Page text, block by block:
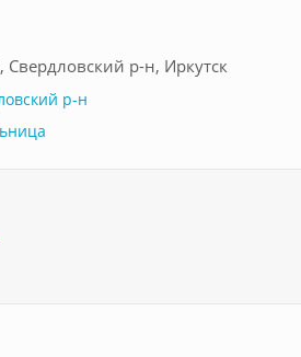
Свердловский р-н, Иркутск
р-н